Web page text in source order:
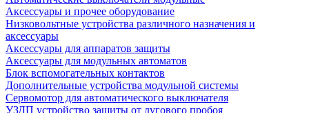
Аксессуары и прочее оборудование
Низковольтные устройства различного назначения и
аксессуары
Аксессуары для аппаратов защиты
Аксессуары для модульных автоматов
Блок вспомогательных контактов
Дополнительные устройства модульной системы
Сервомотор для автоматического выключателя
УЗДП устройство защиты от дугового пробоя